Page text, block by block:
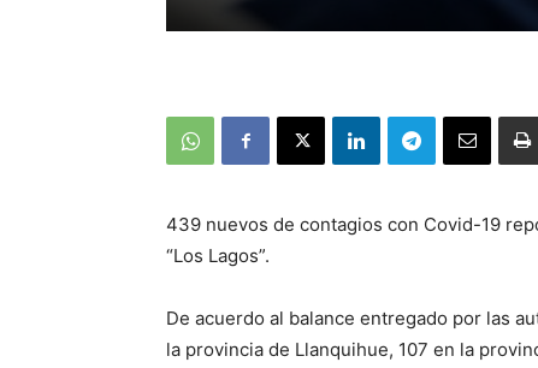
439 nuevos de contagios con Covid-19
“Los Lagos”.
De acuerdo al balance entregado por las
la provincia de Llanquihue, 107 en la